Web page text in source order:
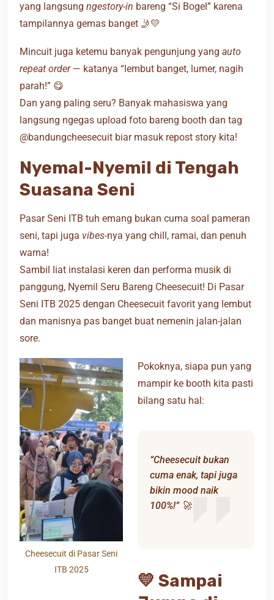
yang langsung ngestory-in bareng “Si Bogel” karena
tampilannya gemas banget 🤳💛
Mincuit juga ketemu banyak pengunjung yang auto
repeat order— katanya “lembut banget, lumer, nagih
parah!” 😋
Dan yang paling seru? Banyak mahasiswa yang
langsung ngegas upload foto bareng booth dan tag
@bandungcheesecuit biar masuk repost story kita!
Nyemal-Nyemil di Tengah
Suasana Seni
Pasar Seni ITB tuh emang bukan cuma soal pameran
seni, tapi juga vibes-nya yang chill, ramai, dan penuh
warna!
Sambil liat instalasi keren dan performa musik di
panggung, Nyemil Seru Bareng Cheesecuit! Di Pasar
Seni ITB 2025 dengan Cheesecuit favorit yang lembut
dan manisnya pas banget buat nemenin jalan-jalan
sore.
Cheesecuit di Pasar Seni
ITB 2025
Pokoknya, siapa pun yang
mampir ke booth kita pasti
bilang satu hal:
“Cheesecuit bukan
cuma enak, tapi juga
bikin mood naik
100%!” 🚀
💛 Sampai